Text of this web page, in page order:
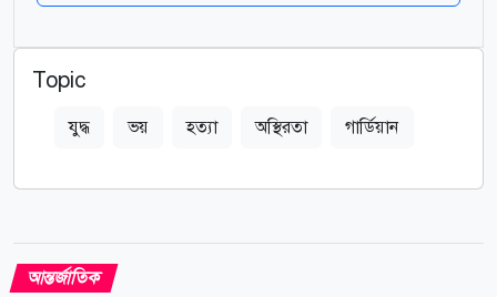
Topic
যুদ্ধ ভয় হত্যা অস্থিরতা গার্ডিয়ান
আন্তর্জাতিক